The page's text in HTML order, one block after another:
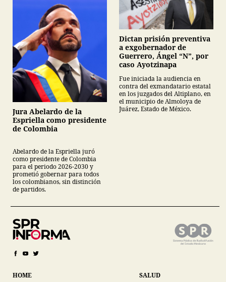
Jura Abelardo de la
Espriella como presidente
de Colombia
Abelardo de la Espriella juró
como presidente de Colombia
para el periodo 2026-2030 y
prometió gobernar para todos
los colombianos, sin distinción
de partidos.
Dictan prisión preventiva
a exgobernador de
Guerrero, Ángel “N”, por
caso Ayotzinapa
Fue iniciada la audiencia en
contra del exmandatario estatal
en los juzgados del Altiplano, en
el municipio de Almoloya de
Juárez, Estado de México.
HOME SALUD